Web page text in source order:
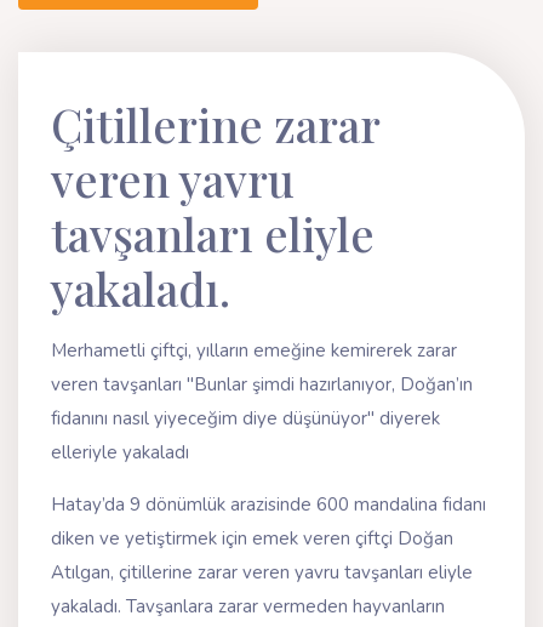
Çitillerine zarar
veren yavru
tavşanları eliyle
yakaladı.
Merhametli çiftçi, yılların emeğine kemirerek zarar
veren tavşanları "Bunlar şimdi hazırlanıyor, Doğan’ın
fidanını nasıl yiyeceğim diye düşünüyor" diyerek
elleriyle yakaladı
Hatay’da 9 dönümlük arazisinde 600 mandalina fidanı
diken ve yetiştirmek için emek veren çiftçi Doğan
Atılgan, çitillerine zarar veren yavru tavşanları eliyle
yakaladı. Tavşanlara zarar vermeden hayvanların